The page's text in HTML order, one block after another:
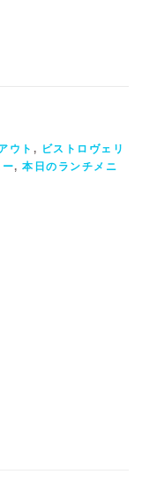
ウト , ビストロヴェリ
, 本日のランチメニ